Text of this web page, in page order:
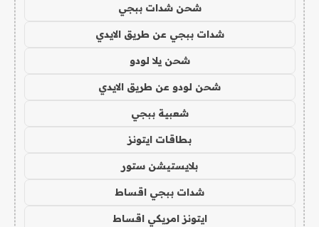
شحن شدات ببجي
شدات ببجي عن طريق الايدي
شحن يلا لودو
شحن لودو عن طريق الايدي
شعبية ببجي
بطاقات ايتونز
بلايستيشن ستور
شدات ببجي اقساط
ايتونز امريكي اقساط